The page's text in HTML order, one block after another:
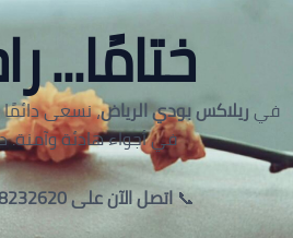
ختامًا... فيريلاكس بودي الرياض، نسعى دائمًا
في أجواء هادئة
📞اتصل الآن على 0568232620